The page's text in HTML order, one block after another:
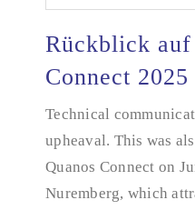
Rückblick auf die
Rückblick auf
Connect
Technical
upheaval. This was
Quanos Connect on
Nuremberg, which